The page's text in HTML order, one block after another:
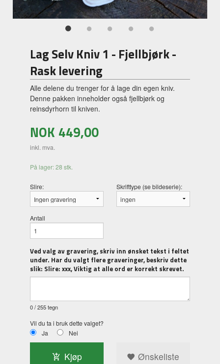
Lag Selv Kniv 1 - Fjellbjørk -
Rask levering
Alle delene du trenger for å lage din egen kniv.
Denne pakken inneholder også fjellbjørk og
reinsdyrhorn til kniven.
NOK 449,00
inkl. mva.
På lager: 28 stk.
Slire: Skrifttype (se bildeserie):
Antall
Ved valg av gravering, skriv inn ønsket tekst i feltet
under. Har du valgt flere graveringer, beskriv dette
slik: Slire: xxx, Viktig at alle ord er korrekt skrevet.
0/ 255 tegn
Vil du ta i bruk dette valget?
Ja
Nei
Kjøp Ønskeliste